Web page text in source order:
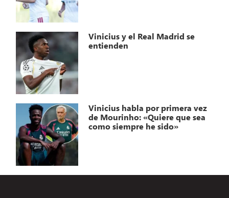
Vinicius y el Real Madrid se
entienden
Vinicius habla por primera vez
de Mourinho: «Quiere que sea
como siempre he sido»